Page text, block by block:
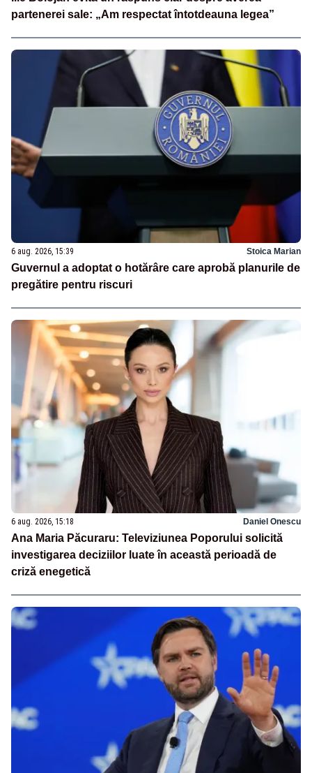
partenerei sale: „Am respectat întotdeauna legea”
6 aug. 2026, 15:39 Stoica Marian
Guvernul a adoptat o hotărâre care aprobă planurile de
pregătire pentru riscuri
6 aug. 2026, 15:18 Daniel Onescu
Ana Maria Păcuraru: Televiziunea Poporului solicită
investigarea deciziilor luate în această perioadă de
criză enegetică